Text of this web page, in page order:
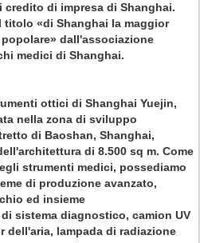
di impresa di Shanghai.
«di Shanghai la maggior
dall'associazione
medici di Shanghai.
ottici di Shanghai Yuejin,
nella zona di sviluppo
di Baoshan, Shanghai,
di 8.500 sq m. Come
strumenti medici, possediamo
di produzione avanzato,
ed insieme
di sistema diagnostico, camion UV
dell'aria, lampada di radiazione